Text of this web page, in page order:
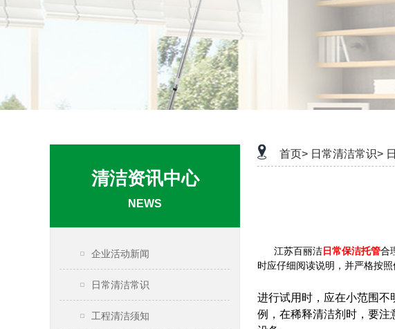
清洁资讯中心
NEWS
企业活动新闻
日常清洁常识
工程清洁须知
首页> 日常清洁常识>
江苏百丽洁 日常保洁托管合
时应仔细阅读说明，并严格按
进行试用时，应在小范围不
例，在稀释清洁剂时，要